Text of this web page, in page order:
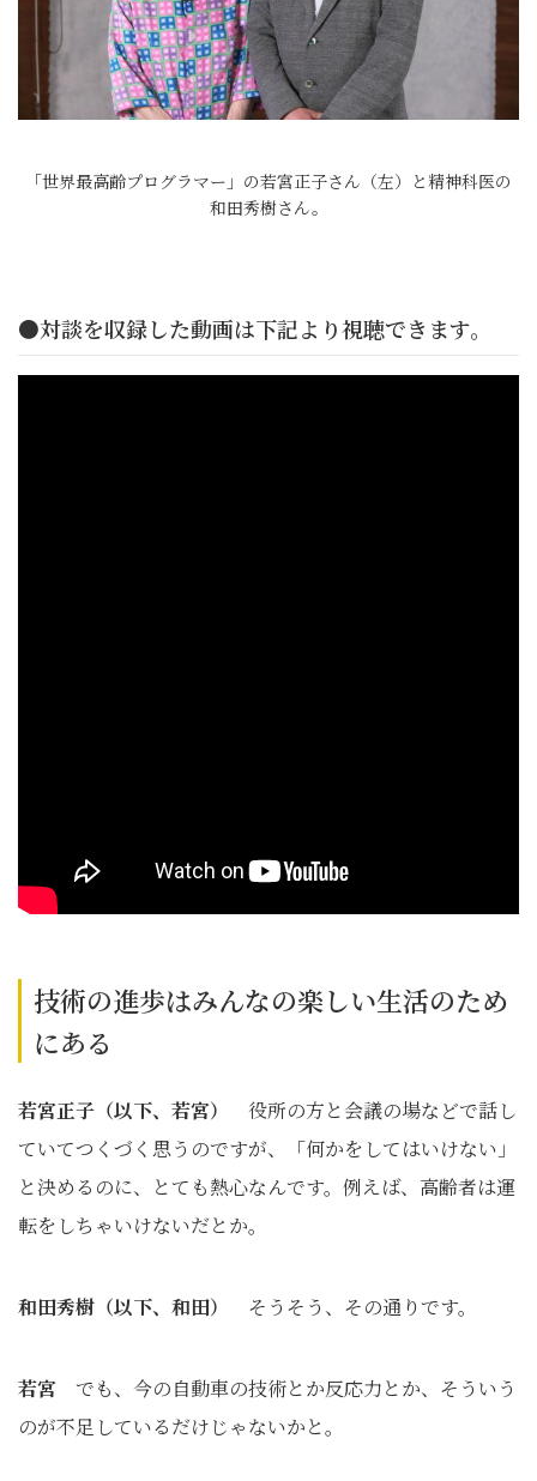
「世界最高齢プログラマー」の若宮正子さん（左）と精神科医の
和田秀樹さん。
●対談を収録した動画は下記より視聴できます。
技術の進歩はみんなの楽しい生活のため
にある
若宮正子（以下、若宮）
役所の方と会議の場などで話し
ていてつくづく思うのですが、「何かをしてはいけない」
と決めるのに、とても熱心なんです。例えば、高齢者は運
転をしちゃいけないだとか。
和田秀樹（以下、和田） そうそう、その通りです。
若宮 でも、今の自動車の技術とか反応力とか、そういう
のが不足しているだけじゃないかと。